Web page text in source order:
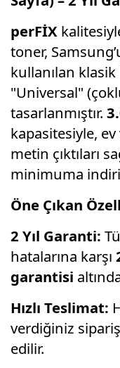
perFİX
toner,
kullanılan klasik
"Universal"
tasarlanmıştır.
kapasitesiyle,
metin çıktıları
minimuma
Öne Çıkan
2 Yıl Garanti:
hatalarına karşı
garantisi
Hızlı Teslimat:
verdiğiniz
edilir.